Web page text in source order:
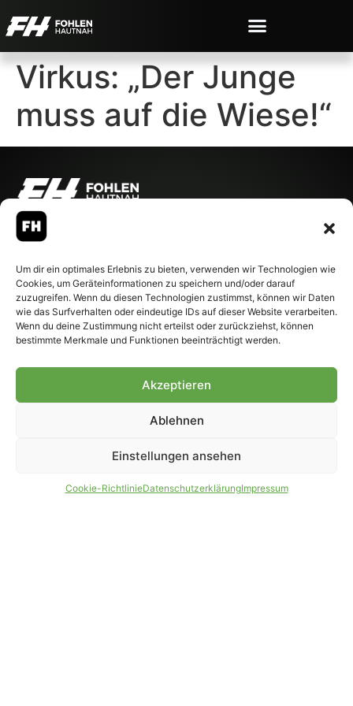
Um dir ein optimales Erlebnis zu bieten, verwenden wir Technologien wie
Cookies, um Geräteinformationen zu speichern und/oder darauf
zuzugreifen. Wenn du diesen Technologien zustimmst, können wir Daten
wie das Surfverhalten oder eindeutige IDs auf dieser Website verarbeiten.
Wenn du deine Zustimmung nicht erteilst oder zurückziehst, können
bestimmte Merkmale und Funktionen beeinträchtigt werden.
Akzeptieren
Ablehnen
Einstellungen ansehen
Cookie-RichtlinieDatenschutzerklärungImpressum
Virkus: „Der Junge
muss auf die Wiese!“
© 2007-2026 Fohlen-Hautnah.de
– Alle rechte vorbehalten.
offiziell eingetragenes Magazin
bei der Deutschen
Nationalbibliothek (ISSN 1868-
8233). Nachdruck und
Weiterverarbeitung, auch
auszugsweise, nur mit
PARTNER WERDEN
AGB